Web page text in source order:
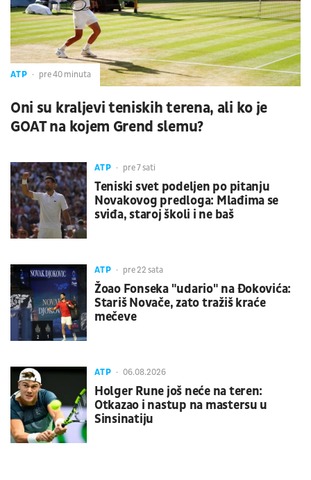
ATP pre 40 minuta
Oni su kraljevi teniskih terena, ali ko je
GOAT na kojem Grend slemu?
ATP pre 7 sati
Teniski svet podeljen po pitanju
Novakovog predloga: Mlađima se
sviđa, staroj školi i ne baš
ATP pre 22 sata
Žoao Fonseka "udario" na Đokovića:
Stariš Novače, zato tražiš kraće
mečeve
ATP 06.08.2026
Holger Rune još neće na teren:
Otkazao i nastup na mastersu u
Sinsinatiju